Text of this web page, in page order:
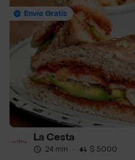
Envío Gratis
La Cesta
24 min · $ 5000